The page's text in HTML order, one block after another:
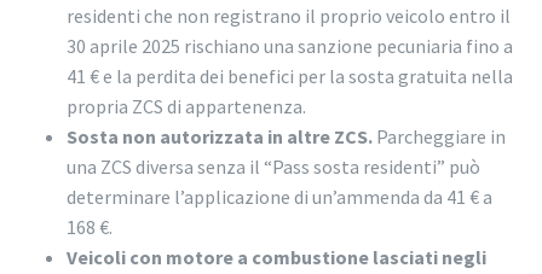
residenti che non registrano il proprio veicolo entro il
30 aprile 2025 rischiano una sanzione pecuniaria fino a
41 € e la perdita dei benefici per la sosta gratuita nella
propria ZCS di appartenenza.
Sosta non autorizzata in altre ZCS. Parcheggiare in
una ZCS diversa senza il “Pass sosta residenti” può
determinare l’applicazione di un’ammenda da 41 € a
168 €.
Veicoli con motore a combustione lasciati negli